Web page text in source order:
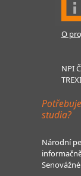
O
NPI
studia?
Národní